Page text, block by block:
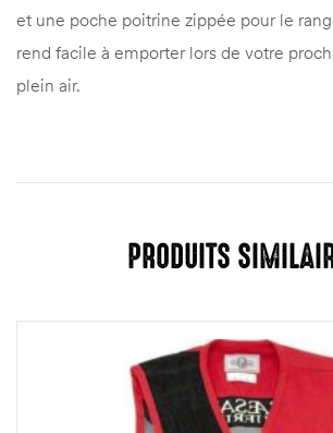
et une poche poitrine zippée pour le
rend facile à emporter lors de votre
plein air.
PRODUITS